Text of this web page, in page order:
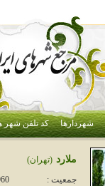
شهردارها کد تلفن شهر
ملارد (تهران)
جمعیت :